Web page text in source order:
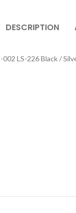
DESCRIPTION
LS-226 Black /